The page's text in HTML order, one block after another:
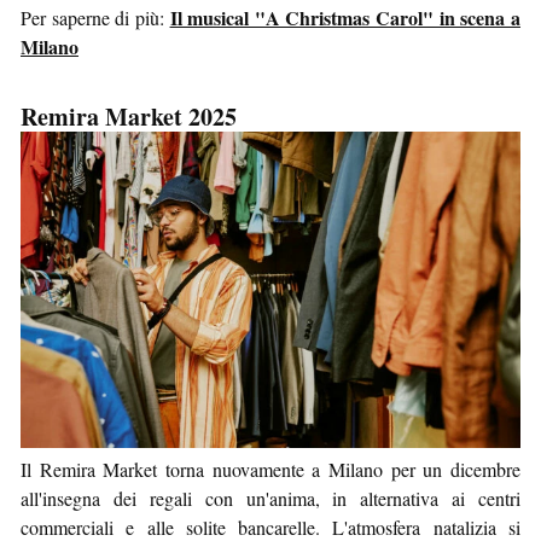
Per saperne di più: Il musical "A Christmas Carol" in scena a
Milano
Remira Market 2025
Il Remira Market torna nuovamente a Milano per un dicembre
all'insegna dei regali con un'anima, in alternativa ai centri
commerciali e alle solite bancarelle. L'atmosfera natalizia si